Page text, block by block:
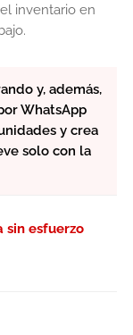
inventario en
y, además,
WhatsApp
y crea
solo con la
sin esfuerzo